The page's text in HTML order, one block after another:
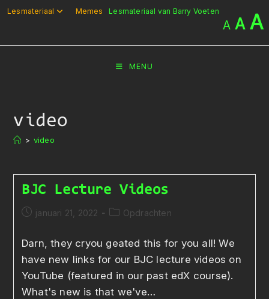
Ga
inhoud
Lesmateriaal Memes Lesmateriaal van Barry Voeten
A A A
MENU
video
> video
BJC Lecture Videos
Bericht
op:
januari 21, 2022 Berichtcategorie:
Opdrachten
Darn, they cryou geated this for you all! We
have new links for our BJC lecture videos on
YouTube (featured in our past edX course).
What's new is that we've…